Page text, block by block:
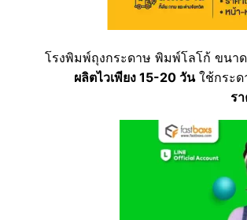
โรงพิมพ์ถุงกระดาษ พิมพ์โลโก้ ขนาด
ผลิตไวเพียง 15-20 วันใช้กระด
ร